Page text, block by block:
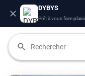
DYBYS
Prêt à vous faire